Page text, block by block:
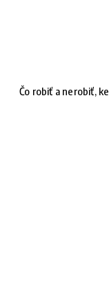
Čo robiť a nerobiť,